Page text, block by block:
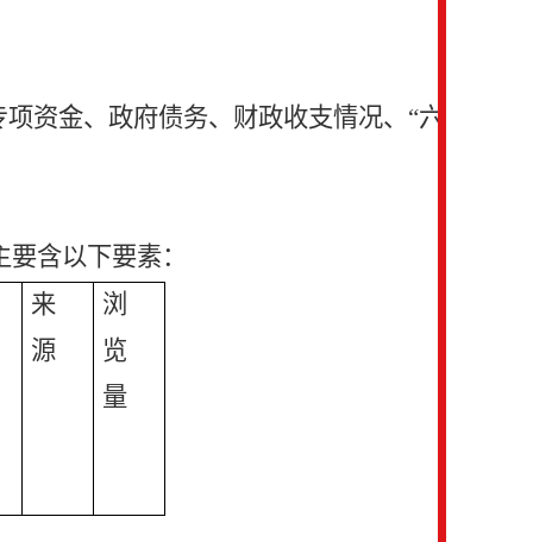
资金、政府债务、财政收支情况、“六
含以下要素：
来
源
浏
览
量